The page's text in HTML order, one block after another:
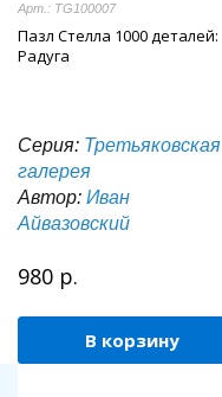
Арт.: TG100007
Пазл Стелла 1000 деталей:
Радуга
Серия: Третьяковская
галерея
Автор: Иван
Айвазовский
980 р.
В корзину